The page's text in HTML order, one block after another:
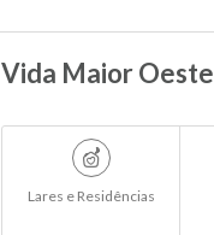
Vida Maior Oeste
Lares e Residências